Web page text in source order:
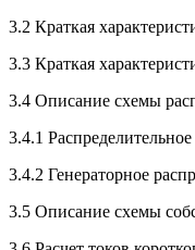
3.2 Краткая
3.3 Краткая
3.4 Описание схемы
3.4.1
3.4.2 Генераторное
3.5 Описание схемы